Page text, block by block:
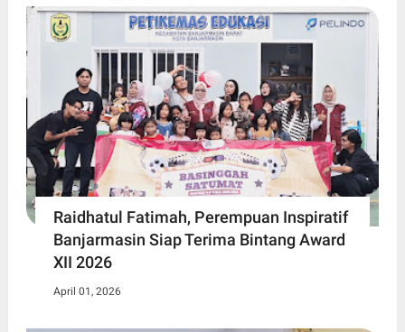
Raidhatul Fatimah, Perempuan Inspiratif
Banjarmasin Siap Terima Bintang Award
XII 2026
April 01, 2026